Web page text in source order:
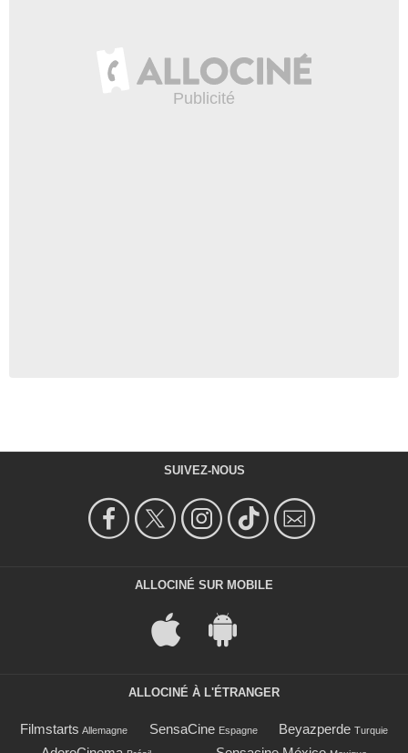
SUIVEZ-NOUS
ALLOCINÉ SUR MOBILE
ALLOCINÉ À L'ÉTRANGER
Filmstarts Allemagne SensaCine Espagne Beyazperde Turquie